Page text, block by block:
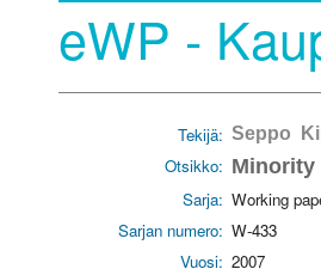
eWP -
Tekijä: Seppo
Otsikko: Minority
Sarja: Working
Sarjan numero: W-433
Vuosi: 2007